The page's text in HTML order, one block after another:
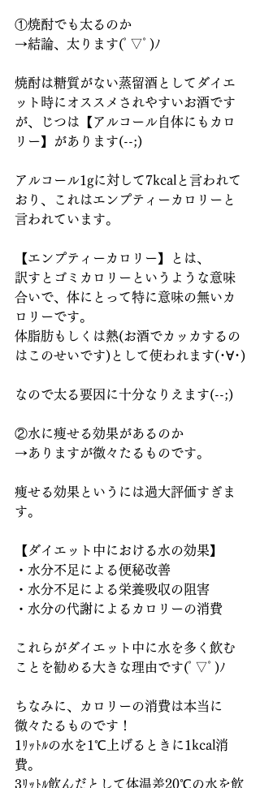
①焼酎でも太るのか
→結論、太ります(ﾟ▽ﾟ)ﾉ
焼酎は糖質がない蒸留酒としてダイエ
ット時にオススメされやすいお酒です
が、じつは【アルコール自体にもカロ
リー】があります(--;)
アルコール1gに対して7kcalと言われて
おり、これはエンプティーカロリーと
言われています。
【エンプティーカロリー】とは、
訳すとゴミカロリーというような意味
合いで、体にとって特に意味の無いカ
ロリーです。
体脂肪もしくは熱(お酒でカッカするの
はこのせいです)として使われます(･∀･)
なので太る要因に十分なりえます(--;)
②水に痩せる効果があるのか
→ありますが微々たるものです。
痩せる効果というには過大評価すぎま
す。
【ダイエット中における水の効果】
・水分不足による便秘改善
・水分不足による栄養吸収の阻害
・水分の代謝によるカロリーの消費
これらがダイエット中に水を多く飲む
ことを勧める大きな理由です(ﾟ▽ﾟ)ﾉ
ちなみに、カロリーの消費は本当に
微々たるものです！
1ﾘｯﾄﾙの水を1℃上げるときに1kcal消
費。
3ﾘｯﾄﾙ飲んだとして体温差20℃の水を飲